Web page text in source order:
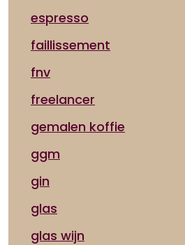
espresso
faillissement
fnv
freelancer
gemalen koffie
ggm
gin
glas
glas wijn